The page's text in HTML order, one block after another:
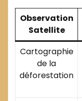
Observation
Satellite
Cartographie
de la
déforestation